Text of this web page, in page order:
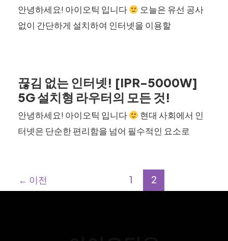
안녕하세요! 아이오틱 입니다
오늘은 유선 공사
없이 간단하게 설치하여 인터넷을 이용할
끊김 없는 인터넷! [IPR-5000W]
5G 설치형 라우터의 모든 것!
안녕하세요! 아이오틱 입니다
현대 사회에서 인
터넷은 단순한 편리함을 넘어 필수적인 요소로
← 이전 1 2